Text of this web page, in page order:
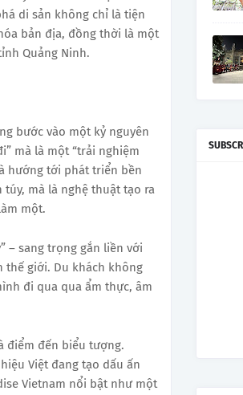
di sản không chỉ là tiện
bản địa, đồng thời là một
Quảng Ninh.
bước vào một kỷ nguyên
mà là một “trải nghiệm
hướng tới phát triển bền
mà là nghệ thuật tạo ra
một.
– sang trọng gắn liền với
thế giới. Du khách không
đi qua qua ẩm thực, âm
điểm đến biểu tượng.
Việt đang tạo dấu ấn
Vietnam nổi bật như một